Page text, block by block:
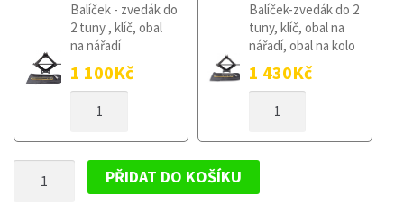
Balíček - zvedák do
2 tuny , klíč, obal
na nářadí
1 100Kč
KOLO
Balíček-zvedák do 2
tuny, klíč, obal na
nářadí, obal na kolo
1 430Kč
KOLO
+
PŘIDAT DO KOŠÍKU